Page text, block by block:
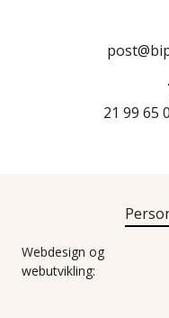
21 99 65
Webdesign og
webutvikling: